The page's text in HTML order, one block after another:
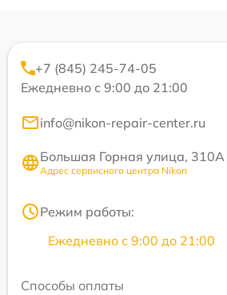
+7 (845) 245-74-05
Ежедневно с 9:00 до 21:00
info@nikon-repair-center.ru
Большая Горная улица, 310А
Адрес сервисного центра Nikon
Режим работы:
Ежедневно с 9:00 до 21:00
Способы оплаты